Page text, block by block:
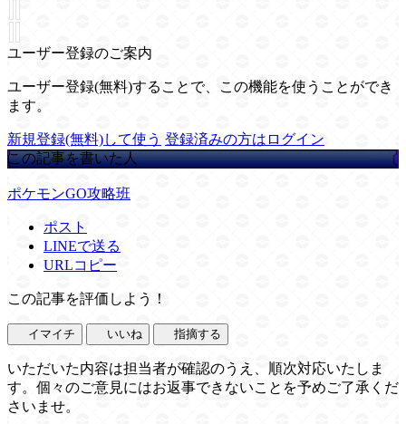
ユーザー登録のご案内
ユーザー登録(無料)することで、この機能を使うことができ
ます。
新規登録(無料)して使う 登録済みの方はログイン
この記事を書いた人
ポケモンGO攻略班
ポスト
LINEで送る
URLコピー
この記事を評価しよう！
イマイチ いいね 指摘する
いただいた内容は担当者が確認のうえ、順次対応いたしま
す。個々のご意見にはお返事できないことを予めご了承くだ
さいませ。